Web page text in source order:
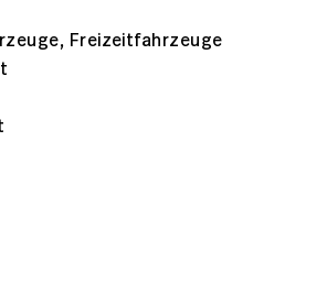
Freizeitfahrzeuge